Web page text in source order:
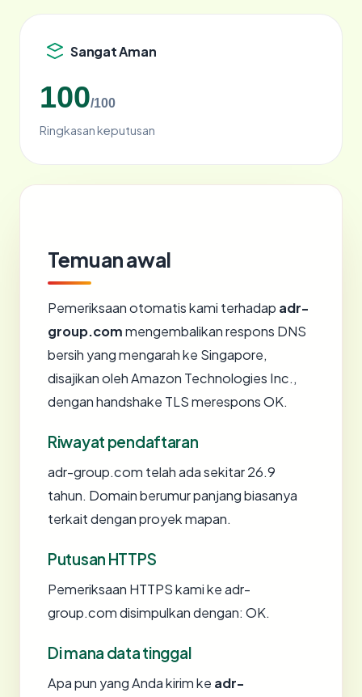
Sangat Aman
100/100
Ringkasan keputusan
Temuan awal
Pemeriksaan otomatis kami terhadap adr-
group.commengembalikan respons DNS
bersih yang mengarah ke Singapore,
disajikan oleh Amazon Technologies Inc.,
dengan handshake TLS merespons OK.
Riwayat pendaftaran
adr-group.com telah ada sekitar 26.9
tahun. Domain berumur panjang biasanya
terkait dengan proyek mapan.
Putusan HTTPS
Pemeriksaan HTTPS kami ke adr-
group.com disimpulkan dengan: OK.
Di mana data tinggal
Apa pun yang Anda kirim ke adr-